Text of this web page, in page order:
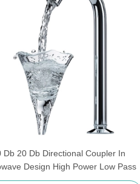
Db 20 Db Directional Coupler In
Design High Power Low Pass